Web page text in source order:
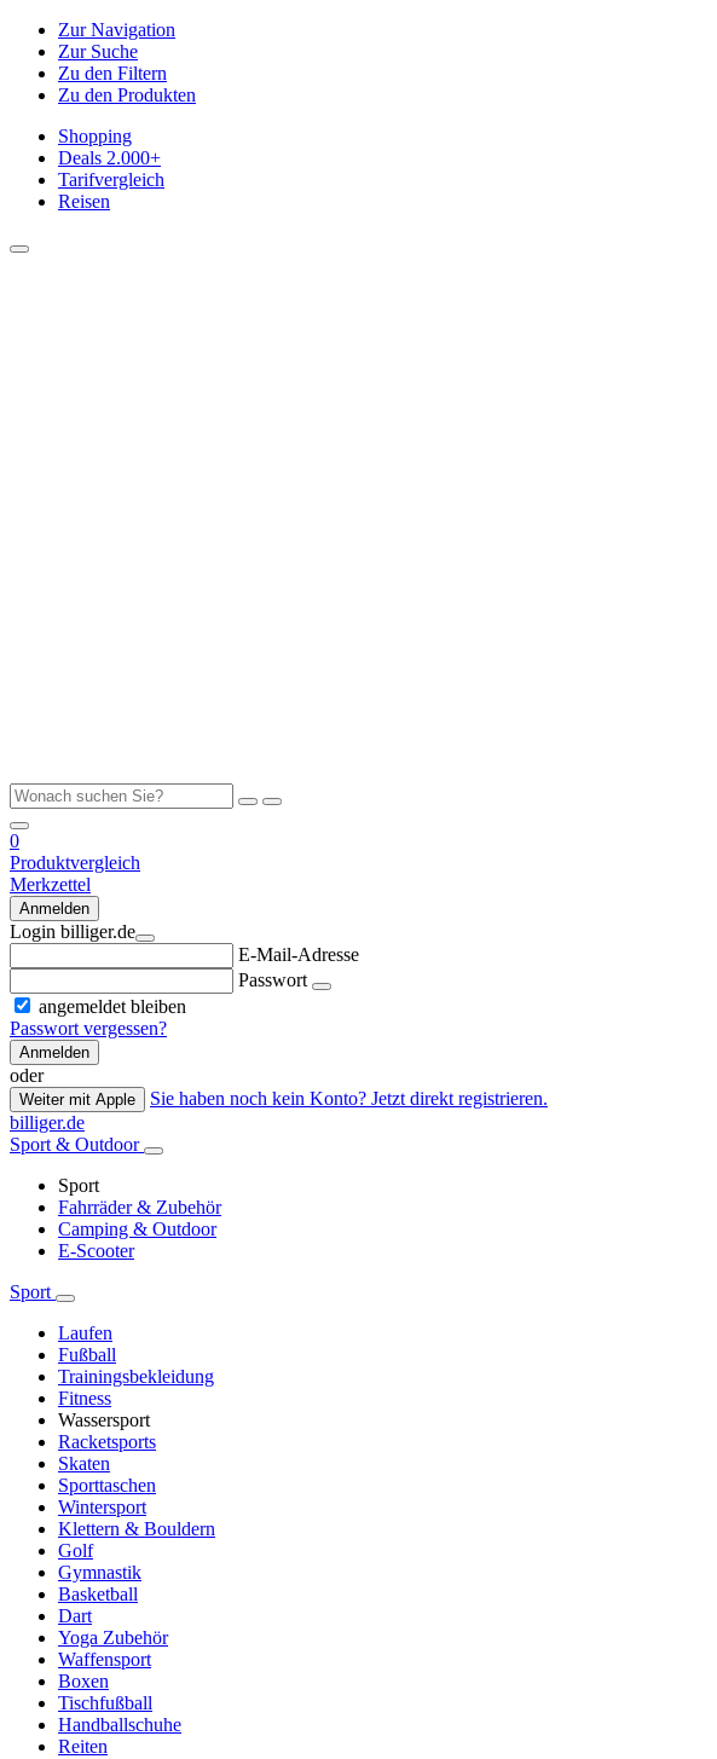
Zur Navigation
Zur Suche
Zu den Filtern
Zu den Produkten
Shopping
Deals 2.000+
Tarifvergleich
Reisen
0
Produktvergleich
Merkzettel
Anmelden
Login billiger.de
E-Mail-Adresse
Passwort
angemeldet bleiben
Passwort vergessen?
Anmelden
oder
Weiter mit Apple
Sie haben noch kein Konto? Jetzt direkt registrieren.
billiger.de
Sport & Outdoor
Sport
Fahrräder & Zubehör
Camping & Outdoor
E-Scooter
Sport
Laufen
Fußball
Trainingsbekleidung
Fitness
Wassersport
Racketsports
Skaten
Sporttaschen
Wintersport
Klettern & Bouldern
Golf
Gymnastik
Basketball
Dart
Yoga Zubehör
Waffensport
Boxen
Tischfußball
Handballschuhe
Reiten